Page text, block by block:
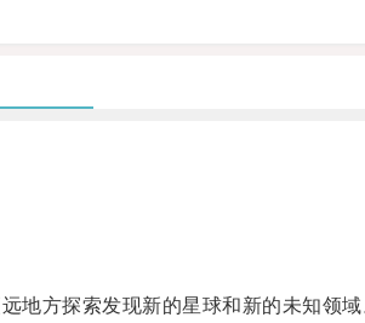
方探索发现新的星球和新的未知领